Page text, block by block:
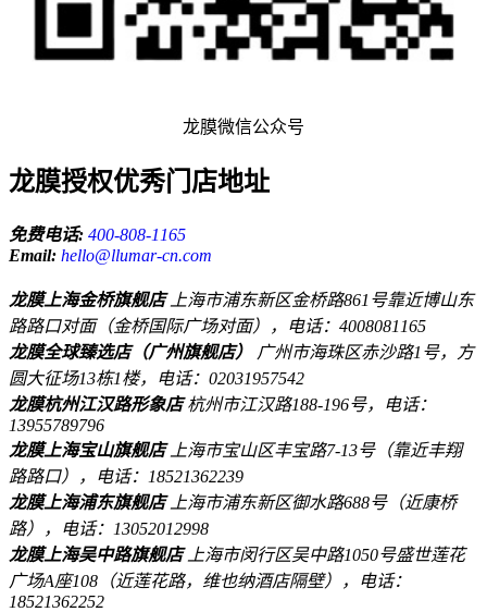
龙膜微信公众号
龙膜授权优秀门店地址
免费电话: 400-808-1165
Email: hello@llumar-cn.com
龙膜上海金桥旗舰店 上海市浦东新区金桥路861号靠近博山东
路路口对面（金桥国际广场对面），电话：4008081165
龙膜全球臻选店（广州旗舰店）
广州市海珠区赤沙路1号，方
圆大征场13栋1楼，电话：02031957542
龙膜杭州江汉路形象店杭州市江汉路188-196号，电话：
13955789796
龙膜上海宝山旗舰店 上海市宝山区丰宝路7-13号（靠近丰翔
路路口），电话：18521362239
龙膜上海浦东旗舰店 上海市浦东新区御水路688号（近康桥
路），电话：13052012998
龙膜上海吴中路旗舰店 上海市闵行区吴中路1050号盛世莲花
广场A座108（近莲花路，维也纳酒店隔壁），电话：
18521362252